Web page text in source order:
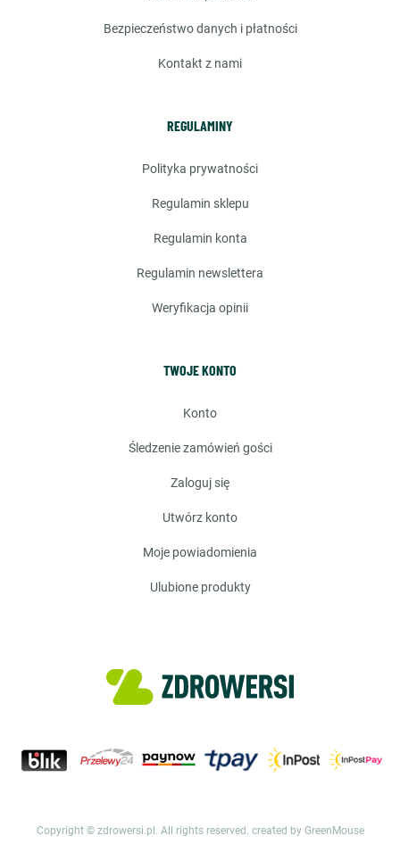
bezpieczeństwo danych i płatności
kontakt z nami
REGULAMINY
polityka prywatności
regulamin sklepu
regulamin konta
regulamin newslettera
weryfikacja opinii
TWOJE KONTO
konto
śledzenie zamówień gości
zaloguj się
utwórz konto
moje powiadomienia
ulubione produkty
Copyright © zdrowersi.pl. All rights reserved. created by GreenMouse